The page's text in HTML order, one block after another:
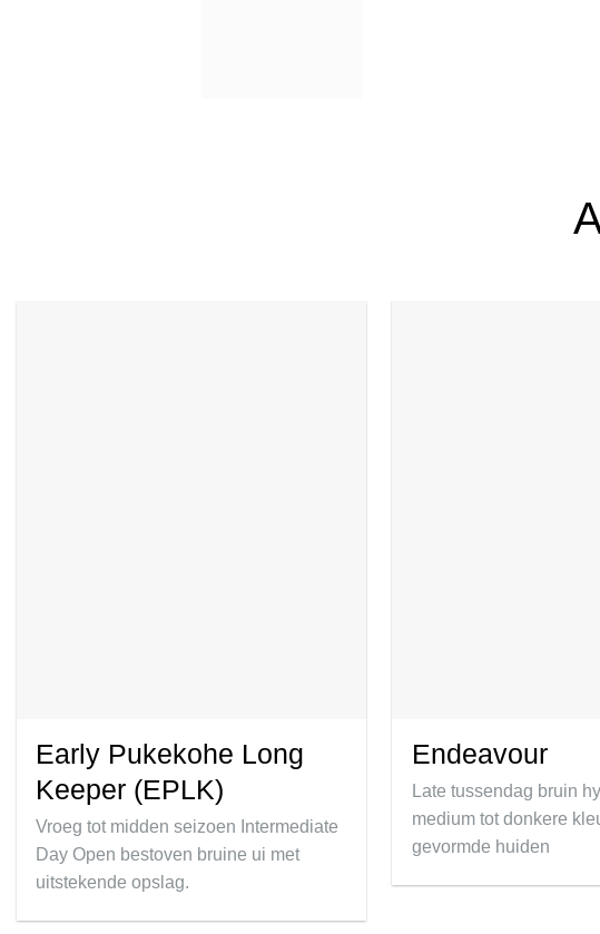
Early Pukekohe Long
Keeper (EPLK)
Vroeg tot midden seizoen Intermediate
Day Open bestoven bruine ui met
uitstekende opslag.
Endeavour
Late tussendag bruin
medium tot donkere
gevormde huiden